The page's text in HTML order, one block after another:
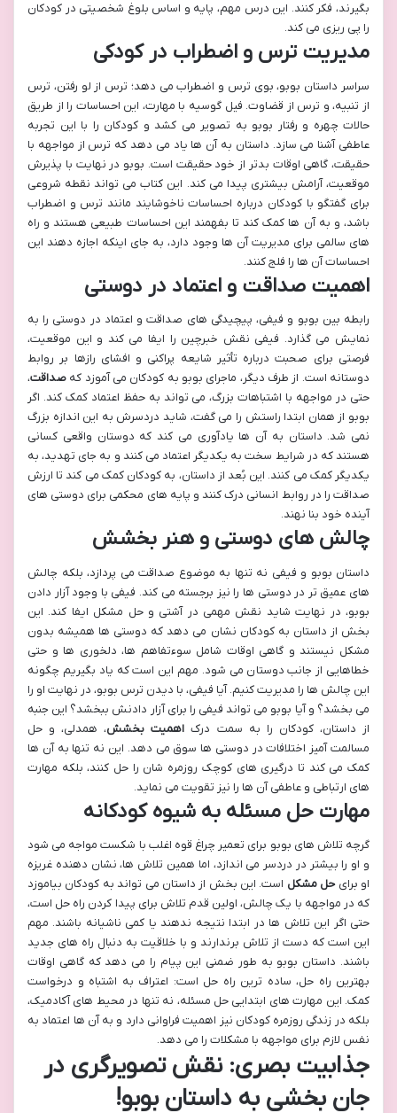
بگیرند، فکر کنند. این درس مهم، پایه و اساس بلوغ شخصیتی در کودکان
را پی ریزی می کند.
مدیریت ترس و اضطراب در کودکی
سراسر داستان بوبو، بوی ترس و اضطراب می دهد؛ ترس از لو رفتن، ترس
از تنبیه، و ترس از قضاوت. فیل گوسیه با مهارت، این احساسات را از طریق
حالات چهره و رفتار بوبو به تصویر می کشد و کودکان را با این تجربه
عاطفی آشنا می سازد. داستان به آن ها یاد می دهد که ترس از مواجهه با
حقیقت، گاهی اوقات بدتر از خود حقیقت است. بوبو در نهایت با پذیرش
موقعیت، آرامش بیشتری پیدا می کند. این کتاب می تواند نقطه شروعی
برای گفتگو با کودکان درباره احساسات ناخوشایند مانند ترس و اضطراب
باشد، و به آن ها کمک کند تا بفهمند این احساسات طبیعی هستند و راه
های سالمی برای مدیریت آن ها وجود دارد، به جای اینکه اجازه دهند این
احساسات آن ها را فلج کنند.
اهمیت صداقت و اعتماد در دوستی
رابطه بین بوبو و فیفی، پیچیدگی های صداقت و اعتماد در دوستی را به
نمایش می گذارد. فیفی نقش خبرچین را ایفا می کند و این موقعیت،
فرصتی برای صحبت درباره تأثیر شایعه پراکنی و افشای رازها بر روابط
دوستانه است. از طرف دیگر، ماجرای بوبو به کودکان می آموزد که صداقت،
حتی در مواجهه با اشتباهات بزرگ، می تواند به حفظ اعتماد کمک کند. اگر
بوبو از همان ابتدا راستش را می گفت، شاید دردسرش به این اندازه بزرگ
نمی شد. داستان به آن ها یادآوری می کند که دوستان واقعی کسانی
هستند که در شرایط سخت به یکدیگر اعتماد می کنند و به جای تهدید، به
یکدیگر کمک می کنند. این بُعد از داستان، به کودکان کمک می کند تا ارزش
صداقت را در روابط انسانی درک کنند و پایه های محکمی برای دوستی های
آینده خود بنا نهند.
چالش های دوستی و هنر بخشش
داستان بوبو و فیفی نه تنها به موضوع صداقت می پردازد، بلکه چالش
های عمیق تر در دوستی ها را نیز برجسته می کند. فیفی با وجود آزار دادن
بوبو، در نهایت شاید نقش مهمی در آشتی و حل مشکل ایفا کند. این
بخش از داستان به کودکان نشان می دهد که دوستی ها همیشه بدون
مشکل نیستند و گاهی اوقات شامل سوءتفاهم ها، دلخوری ها و حتی
خطاهایی از جانب دوستان می شود. مهم این است که یاد بگیریم چگونه
این چالش ها را مدیریت کنیم. آیا فیفی، با دیدن ترس بوبو، در نهایت او را
می بخشد؟ و آیا بوبو می تواند فیفی را برای آزار دادنش ببخشد؟ این جنبه
از داستان، کودکان را به سمت درک اهمیت بخشش، همدلی، و حل
مسالمت آمیز اختلافات در دوستی ها سوق می دهد. این نه تنها به آن ها
کمک می کند تا درگیری های کوچک روزمره شان را حل کنند، بلکه مهارت
های ارتباطی و عاطفی آن ها را نیز تقویت می نماید.
مهارت حل مسئله به شیوه کودکانه
گرچه تلاش های بوبو برای تعمیر چراغ قوه اغلب با شکست مواجه می شود
و او را بیشتر در دردسر می اندازد، اما همین تلاش ها، نشان دهنده غریزه
او برایحل مشکل است. این بخش از داستان می تواند به کودکان بیاموزد
که در مواجهه با یک چالش، اولین قدم تلاش برای پیدا کردن راه حل است،
حتی اگر این تلاش ها در ابتدا نتیجه ندهند یا کمی ناشیانه باشند. مهم
این است که دست از تلاش برندارند و با خلاقیت به دنبال راه های جدید
باشند. داستان بوبو به طور ضمنی این پیام را می دهد که گاهی اوقات
بهترین راه حل، ساده ترین راه حل است: اعتراف به اشتباه و درخواست
کمک. این مهارت های ابتدایی حل مسئله، نه تنها در محیط های آکادمیک،
بلکه در زندگی روزمره کودکان نیز اهمیت فراوانی دارد و به آن ها اعتماد به
نفس لازم برای مواجهه با مشکلات را می دهد.
جذابیت بصری: نقش تصویرگری در
جان بخشی به داستان بوبو!